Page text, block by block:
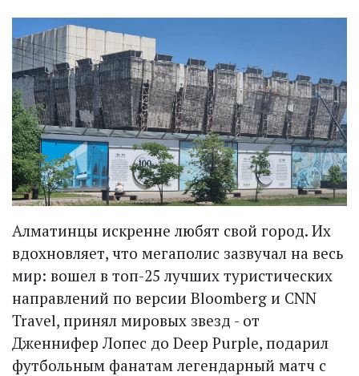
Алматинцы искренне любят свой город. Их
вдохновляет, что мегаполис зазвучал на весь
мир: вошел в топ-25 лучших туристических
направлений по версии Bloomberg и CNN
Travel, принял мировых звезд - от
Дженнифер Лопес до Deep Purple, подарил
футбольным фанатам легендарный матч с